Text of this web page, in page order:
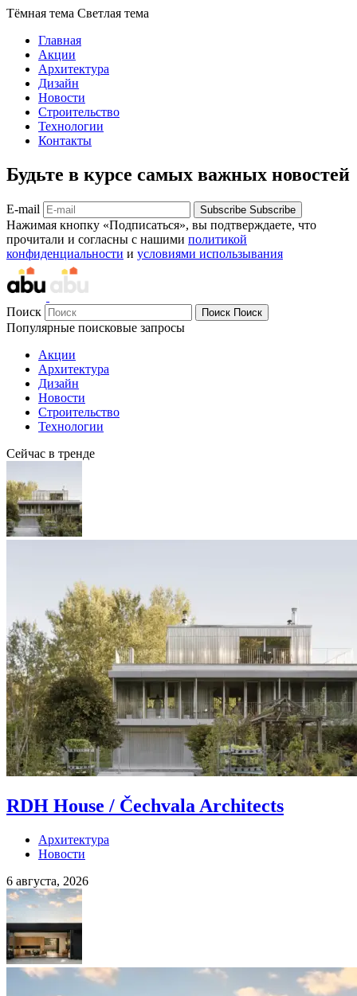
Тёмная тема Светлая тема
Главная
Акции
Архитектура
Дизайн
Новости
Строительство
Технологии
Контакты
Будьте в курсе самых важных новостей
E-mail Subscribe Subscribe
Нажимая кнопку «Подписаться», вы подтверждаете, что
прочитали и согласны с нашими политикой
конфиденциальности и условиями использывания
Поиск Поиск Поиск
Популярные поисковые запросы
Акции
Архитектура
Дизайн
Новости
Строительство
Технологии
Сейчас в тренде
RDH House / Čechvala Architects
Архитектура
Новости
6 августа, 2026